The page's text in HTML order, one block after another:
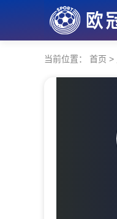
当前位置： 首页 >